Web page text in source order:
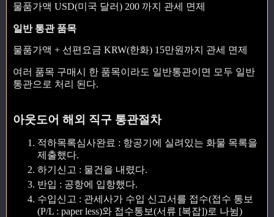
물품가액 USD(미국 달러) 200 까지 관세 면제
일반 통관 품목
물품가액 + 선편요금 KRW(한화) 15만원까지 관세 면제
여러 품목 구매시 한 품목이라도 일반통관이면 모두 일반
통관으로 처리 된다.
아웃도어 해외 직구 통관절차
적하목록심사완료 : 항공기에 실려있는 화물 목록을
제출했다.
하기신고 : 물건을 내렸다.
반입 : 공항에 입항했다.
수입신고 : 관세사가 수입 신고서를 접수(접수 통보
(P/L : paper less)와 접수통보(서류 [복잡])로 나뉨)